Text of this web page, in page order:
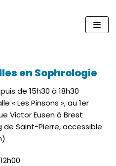
en Sophrologie
de 15h30 à 18h30
« Les Pinsons », au 1er
Victor Eusen à Brest
Saint-Pierre, accessible